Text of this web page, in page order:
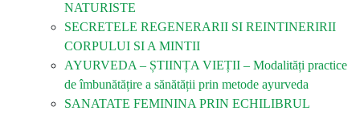
NATURISTE
SECRETELE REGENERARII SI REINTINERIRII
CORPULUI SI A MINTII
AYURVEDA – ȘTIINȚA VIEȚII – Modalități practice
de îmbunătățire a sănătății prin metode ayurveda
SANATATE FEMININA PRIN ECHILIBRUL